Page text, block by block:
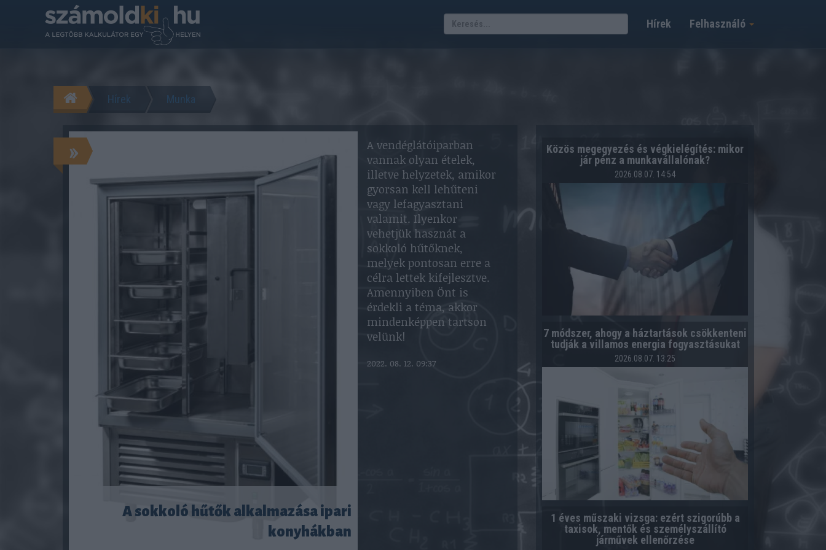
Felhasználó
Hírek
Hírek Munka
»
A sokkoló hűtők alkalmazása ipari
konyhákban
A vendéglátóiparban
vannak olyan ételek,
illetve helyzetek, amikor
gyorsan kell lehűteni
vagy lefagyasztani
valamit. Ilyenkor
vehetjük hasznát a
sokkoló hűtőknek,
melyek pontosan erre a
célra lettek kifejlesztve.
Amennyiben Önt is
érdekli a téma, akkor
mindenképpen tartson
velünk!
2022. 08. 12. 09:37
Közös megegyezés és végkielégítés: mikor
jár pénz a munkavállalónak?
2026.08.07. 14:54
7 módszer, ahogy a háztartások csökkenteni
tudják a villamos energia fogyasztásukat
2026.08.07. 13:25
1 éves műszaki vizsga: ezért szigorúbb a
taxisok, mentők és személyszállító
járművek ellenőrzése